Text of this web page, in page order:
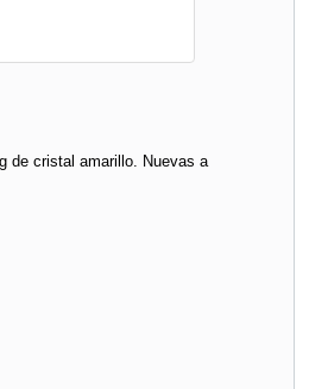
de cristal amarillo. Nuevas a